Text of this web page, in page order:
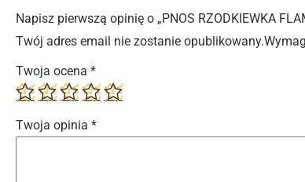
Napisz pierwszą opinię o „PNOS RZODKIEWKA
Twój adres email nie zostanie opublikowany.
Twoja ocena *
Twoja opinia *